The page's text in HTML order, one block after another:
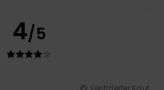
4/5